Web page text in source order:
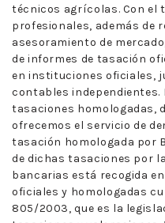
técnicos agrícolas. Con el
profesionales, además de
asesoramiento de
de informes de tasación
en instituciones oficiales,
contables
tasaciones homologadas,
ofrecemos el servicio de
tasación homologada por
de dichas tasaciones por
bancarias está recogida
oficiales y homologadas
805/2003, que es la